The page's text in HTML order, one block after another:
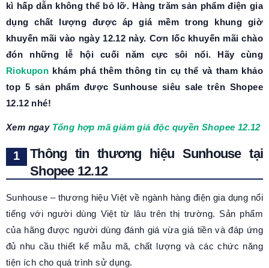
kì hấp dẫn không thể bỏ lỡ. Hàng trăm sản phẩm điện gia
dụng chất lượng được áp giá mềm trong khung giờ
khuyến mãi vào ngày 12.12 này. Cơn lốc khuyến mãi chào
đón những lễ hội cuối năm cực sôi nổi. Hãy cùng
Riokupon khám phá thêm thông tin cụ thể và tham khảo
top 5 sản phẩm được Sunhouse siêu sale trên Shopee
12.12 nhé!
Xem ngay Tổng hợp mã giảm giá độc quyền Shopee 12.12
Thông tin thương hiệu Sunhouse tại
Shopee 12.12
Sunhouse – thương hiệu Việt về ngành hàng điện gia dụng nổi
tiếng với người dùng Việt từ lâu trên thị trường. Sản phẩm
của hãng được người dùng đánh giá vừa giá tiền và đáp ứng
đủ nhu cầu thiết kế mẫu mã, chất lượng và các chức năng
tiện ích cho quá trình sử dụng.